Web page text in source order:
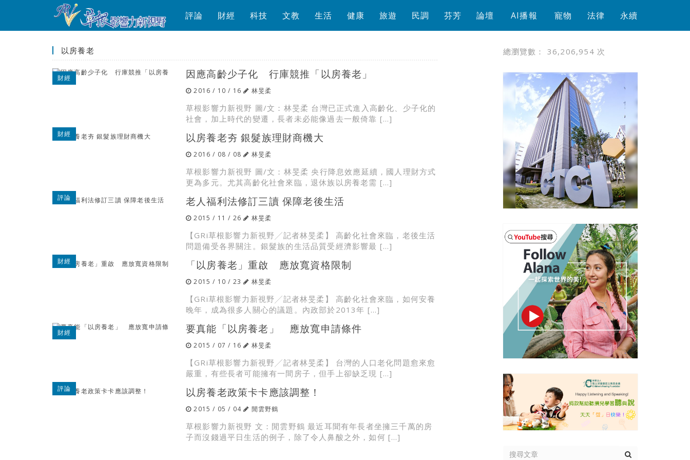
評論 財經 科技 文教 生活 健康 旅遊 民調 芬芳 論壇 AI播報 寵物 法律 永續
以房養老
財經 因應高齡少子化 行庫競推「以房養老」
2016 / 10 / 16 林旻柔
草根影響力新視野 圖/文：林旻柔 台灣已正式進入高齡化、少子化的
社會，加上時代的變遷，長者未必能像過去一般倚靠 […]
財經 以房養老夯 銀髮族理財商機大
2016 / 08 / 08 林旻柔
草根影響力新視野 圖/文：林旻柔 央行降息效應延續，國人理財方式
更為多元。尤其高齡化社會來臨，退休族以房養老需 […]
評論 老人福利法修訂三讀 保障老後生活
2015 / 11 / 26 林旻柔
【GRi草根影響力新視野╱記者林旻柔】 高齡化社會來臨，老後生活
問題備受各界關注。銀髮族的生活品質受經濟影響最 […]
財經 「以房養老」重啟 應放寬資格限制
2015 / 10 / 23 林旻柔
【GRi草根影響力新視野╱記者林旻柔】 高齡化社會來臨，如何安養
晚年，成為很多人關心的議題。內政部於2013年 […]
財經 要真能「以房養老」 應放寬申請條件
2015 / 07 / 16 林旻柔
【GRi草根影響力新視野╱記者林旻柔】 台灣的人口老化問題愈來愈
嚴重，有些長者可能擁有一間房子，但手上卻缺乏現 […]
評論 以房養老政策卡卡應該調整！
2015 / 05 / 04 閒雲野鶴
草根影響力新視野 文：閒雲野鶴 最近耳聞有年長者坐擁三千萬的房
子而沒錢過平日生活的例子，除了令人鼻酸之外，如何 […]
總瀏覽數： 36,206,954 次